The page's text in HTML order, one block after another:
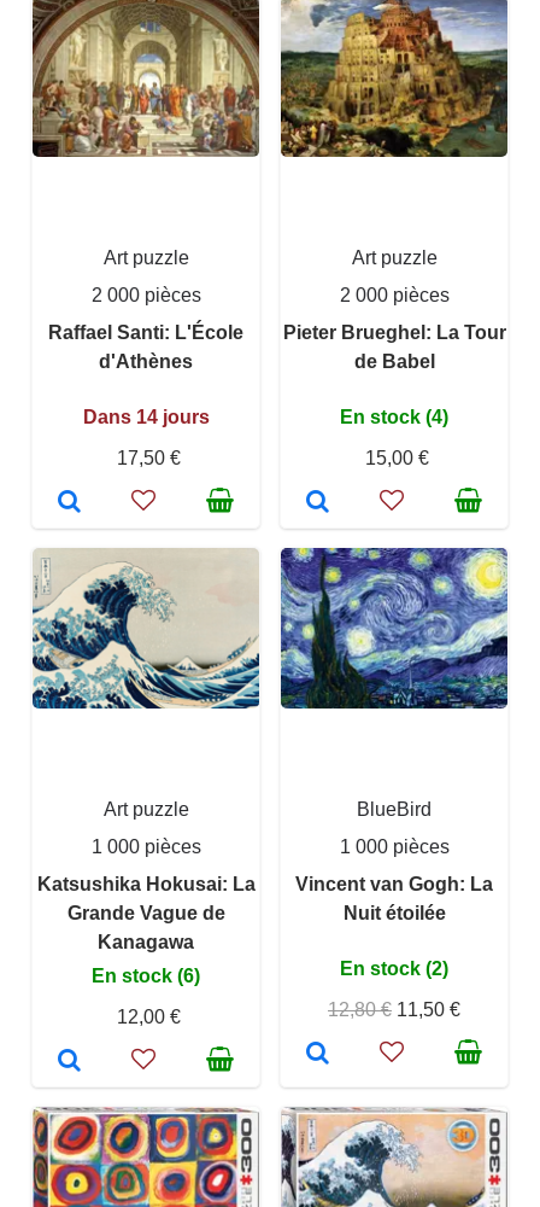
Art puzzle
2 000 pièces
Raffael Santi: L'École
d'Athènes
Dans 14 jours
17,50 €
Art puzzle
2 000 pièces
Pieter Brueghel: La Tour
de Babel
En stock (4)
15,00 €
Art puzzle
1 000 pièces
Katsushika Hokusai: La
Grande Vague de
Kanagawa
En stock (6)
12,00 €
BlueBird
1 000 pièces
Vincent van Gogh: La
Nuit étoilée
En stock (2)
12,80 € 11,50 €